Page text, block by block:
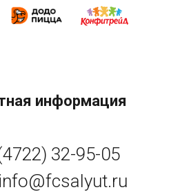
информация
32-95-05